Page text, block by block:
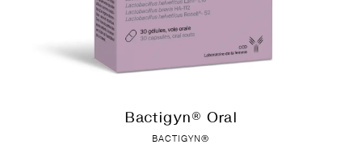
Bactigyn® Oral
BACTIGYN®